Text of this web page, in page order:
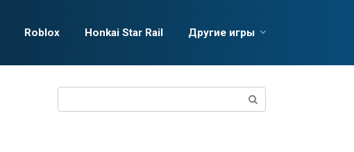
Roblox Honkai Star Rail Другие игры